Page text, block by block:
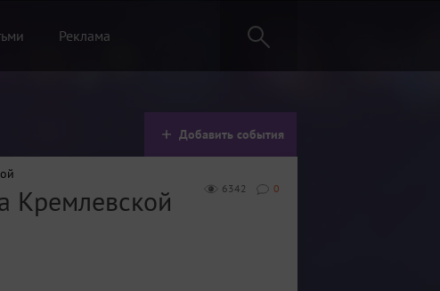
Реклама
Добавить события
0
6342
Кремлевской